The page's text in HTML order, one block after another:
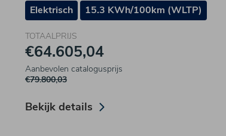
Elektrisch 15.3 KWh/100km (WLTP)
TOTAALPRIJS
€64.605,04
Aanbevolen catalogusprijs
€79.800,03
Bekijk details